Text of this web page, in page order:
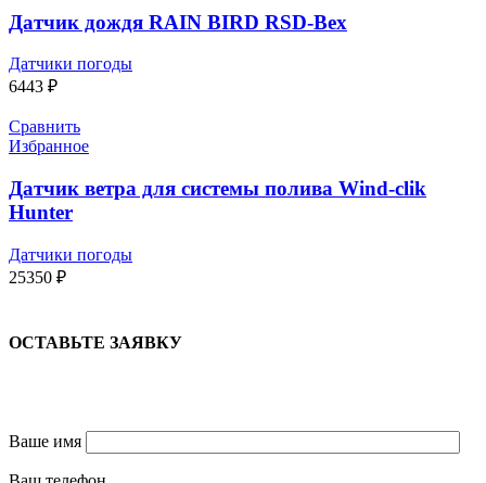
Датчик дождя RAIN BIRD RSD-Bex
Датчики погоды
6443 ₽
Сравнить
Избранное
Датчик ветра для системы полива Wind-clik
Hunter
Датчики погоды
25350 ₽
ОСТАВЬТЕ ЗАЯВКУ
Ваше имя